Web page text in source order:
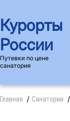
Курорты
России
Путевки по цене
санатория
Главная Санатории